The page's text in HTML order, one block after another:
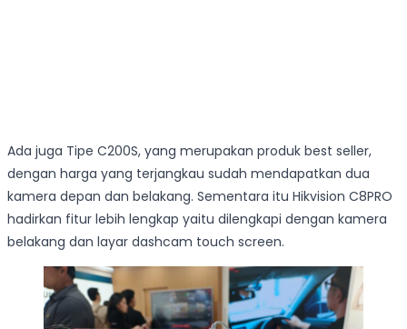
Ada juga Tipe C200S, yang merupakan produk best seller,
dengan harga yang terjangkau sudah mendapatkan dua
kamera depan dan belakang. Sementara itu Hikvision C8PRO
hadirkan fitur lebih lengkap yaitu dilengkapi dengan kamera
belakang dan layar dashcam touch screen.